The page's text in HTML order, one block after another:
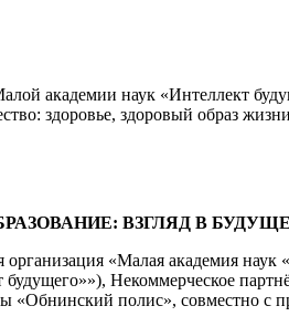
академии наук «Интеллект
здоровье, здоровый образ
ВЗГЛЯД В
«Малая академия наук
Некоммерческое
«Обнинский полис», совместно с